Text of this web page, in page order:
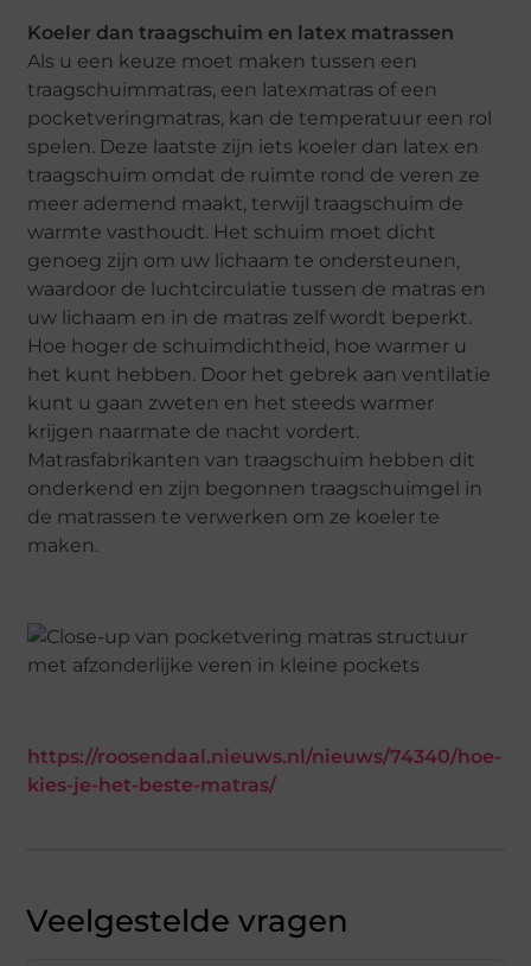
Koeler dan traagschuim en latex matrassen
Als u een keuze moet maken tussen een
traagschuimmatras, een latexmatras of een
pocketveringmatras, kan de temperatuur een rol
spelen. Deze laatste zijn iets koeler dan latex en
traagschuim omdat de ruimte rond de veren ze
meer ademend maakt, terwijl traagschuim de
warmte vasthoudt. Het schuim moet dicht
genoeg zijn om uw lichaam te ondersteunen,
waardoor de luchtcirculatie tussen de matras en
uw lichaam en in de matras zelf wordt beperkt.
Hoe hoger de schuimdichtheid, hoe warmer u
het kunt hebben. Door het gebrek aan ventilatie
kunt u gaan zweten en het steeds warmer
krijgen naarmate de nacht vordert.
Matrasfabrikanten van traagschuim hebben dit
onderkend en zijn begonnen traagschuimgel in
de matrassen te verwerken om ze koeler te
maken.
https://roosendaal.nieuws.nl/nieuws/74340/hoe-
kies-je-het-beste-matras/
Veelgestelde vragen